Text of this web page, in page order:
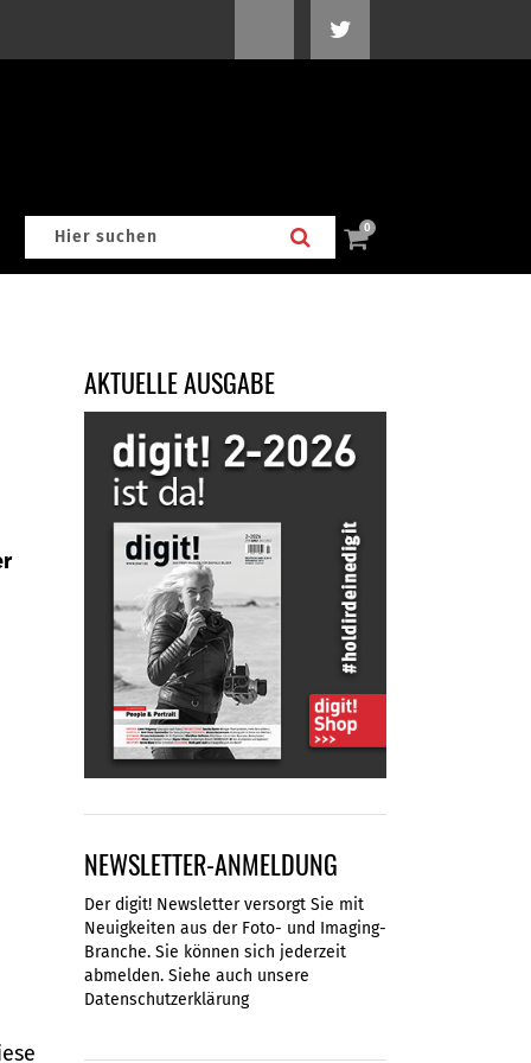
0
AKTUELLE AUSGABE
NEWSLETTER-ANMELDUNG
Der digit! Newsletter versorgt Sie mit
Neuigkeiten aus der Foto- und Imaging-
Branche. Sie können sich jederzeit
abmelden. Siehe auch unsere
Datenschutzerklärung